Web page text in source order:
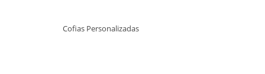
Cofias Personalizadas